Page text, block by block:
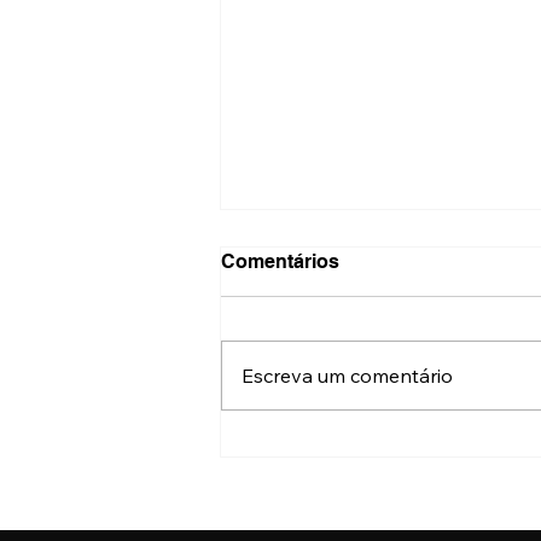
Comentários
Escreva um comentário